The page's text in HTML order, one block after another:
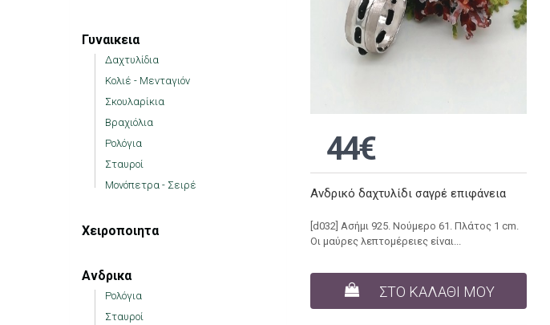
44€
Ανδρικό δαχτυλίδι σαγρέ επιφάνεια
[d032] Ασήμι 925. Νούμερο 61. Πλάτος 1 cm.
Οι μαύρες λεπτομέρειες είναι...
ΣΤΟ ΚΑΛΑΘΙ ΜΟΥ
Γυναικεια
Δαχτυλίδια
Κολιέ - Μενταγιόν
Σκουλαρίκια
Βραχιόλια
Ρολόγια
Σταυροί
Μονόπετρα - Σειρέ
Χειροποιητα
Ανδρικα
Ρολόγια
Σταυροί